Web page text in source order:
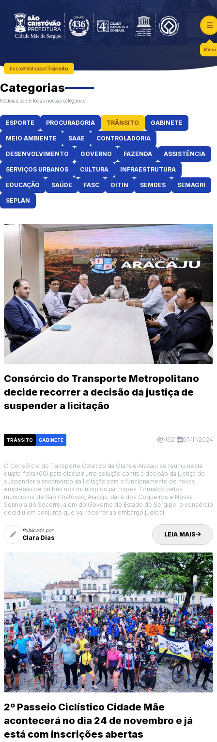
Menu
Início Notícias Trânsito
Categorias
Notícias sobre todas nossas categorias
ESPORTE PROCURADORIA TRÂNSITO GABINETE
MEIO AMBIENTE SAAE CONTROLADORIA
DESENVOLVIMENTO GOVERNO FAZENDA ASSISTÊNCIA
SERVIÇOS URBANOS CULTURA INFRAESTRUTURA
EDUCAÇÃO SAÚDE FASC DITIN SEMDES SEMAGRI
SEPLAN
Consórcio do Transporte Metropolitano
decide recorrer a decisão da justiça de
suspender a licitação
TRÂNSITO GABINETE 1621 07/11/2024
O Consórcio do Transporte Coletivo da Grande Aracaju se reuniu nesta
quarta-feira (06) para discutir uma solução contra a decisão da justiça de
suspender o andamento da licitação para o funcionamento de novas
empresas de ônibus nos municípios partícipes. Formado pelos
municípios de São Cristóvão, Aracaju, Barra dos Coqueiros e Nossa
Senhora do Socorro, além do Governo do Estado de Sergipe, o consórcio
decidiu em conjunto que vai recorrer ao embargo judicial.
Publicado por
Clara Dias LEIA MAIS
2º Passeio Ciclístico Cidade Mãe
acontecerá no dia 24 de novembro e já
está com inscrições abertas